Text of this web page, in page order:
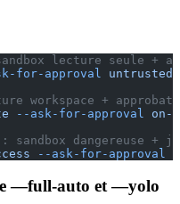
lecture seule +
for-approval
untrusted
workspace +
--ask-for-approval
on-
dangereuse +
--ask-for-approval
—full-auto et —yolo